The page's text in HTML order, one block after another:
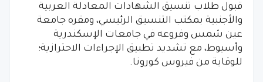
قبول طلاب تنسيق الشهادات المعادلة العربية
والأجنبية بمكتب التنسيق الرئيسي، ومقره جامعة
عين شمس وفروعه في جامعات الإسكندرية
وأسيوط، مع تشديد تطبيق الإجراءات الاحترازية؛
للوقاية من فيروس كورونا.